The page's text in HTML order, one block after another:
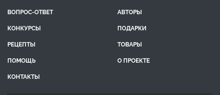
ВОПРОС-ОТВЕТ
АВТОРЫ
КОНКУРСЫ
ПОДАРКИ
РЕЦЕПТЫ
ТОВАРЫ
ПОМОЩЬ
О ПРОЕКТЕ
КОНТАКТЫ